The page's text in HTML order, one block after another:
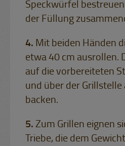
Speckwürfel
der Füllung
Mit beiden Händen
etwa 40 cm ausrollen.
auf die vorbereiteten
und über der Grillstelle
backen.
Zum Grillen eignen
Triebe, die dem